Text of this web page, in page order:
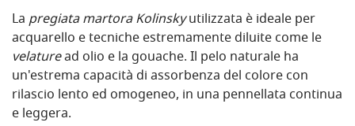
Lapregiata martora Kolinskyutilizzata è ideale per
acquarello e tecniche estremamente diluite come le
velaturead olio e la gouache. Il pelo naturale ha
un'estrema capacità di assorbenza del colore con
rilascio lento ed omogeneo, in una pennellata continua
e leggera.